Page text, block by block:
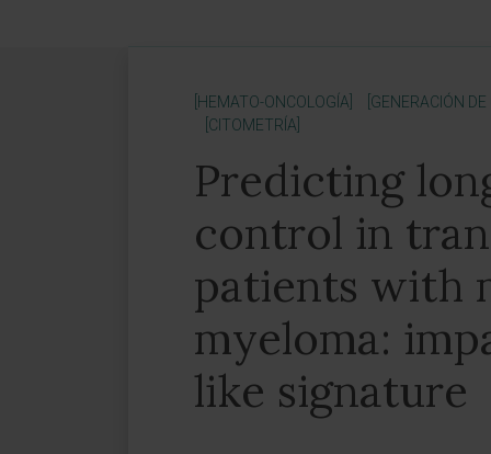
[HEMATO-ONCOLOGÍA]
[GENERACIÓN
[CITOMETRÍA]
Predicting
control in
patients with
myeloma:
like signature